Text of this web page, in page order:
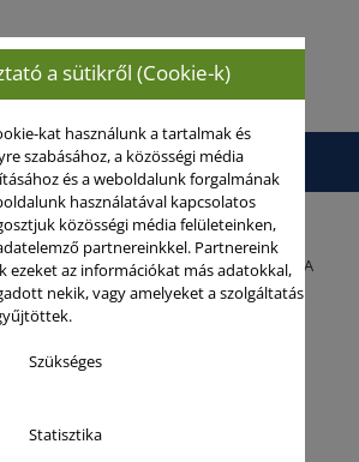
/ SAATEN-UNION őszi árpa fajták. A
őszi árpa fajták. A
a sütikről (Cookie-k)
kat használunk a tartalmak és
szabásához, a közösségi média
és a weboldalunk forgalmának
használatával kapcsolatos
közösségi média felületeinken,
partnereinkkel. Partnereink
ezeket az információkat más adatokkal,
nekik, vagy amelyeket a szolgáltatás
Szükséges
Statisztika